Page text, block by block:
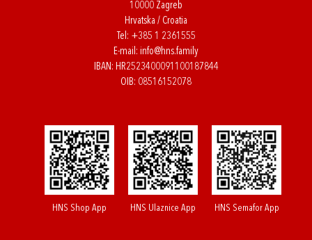
10000 Zagreb
Hrvatska / Croatia
Tel: +385 1 2361555
E-mail: info@hns.family
IBAN: HR2523400091100187844
OIB: 08516152078
HNS Shop App HNS Ulaznice App HNS Semafor App